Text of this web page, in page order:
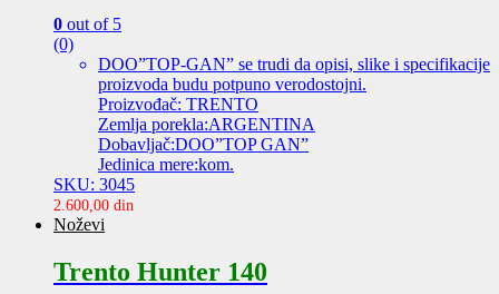
0 out of 5
(0)
DOO”TOP-GAN” se trudi da opisi, slike i specifikacije
proizvoda budu potpuno verodostojni.
Proizvođač: TRENTO
Zemlja porekla:ARGENTINA
Dobavljač:DOO”TOP GAN”
Jedinica mere:kom.
SKU: 3045
2.600,00 din
Noževi
Trento Hunter 140